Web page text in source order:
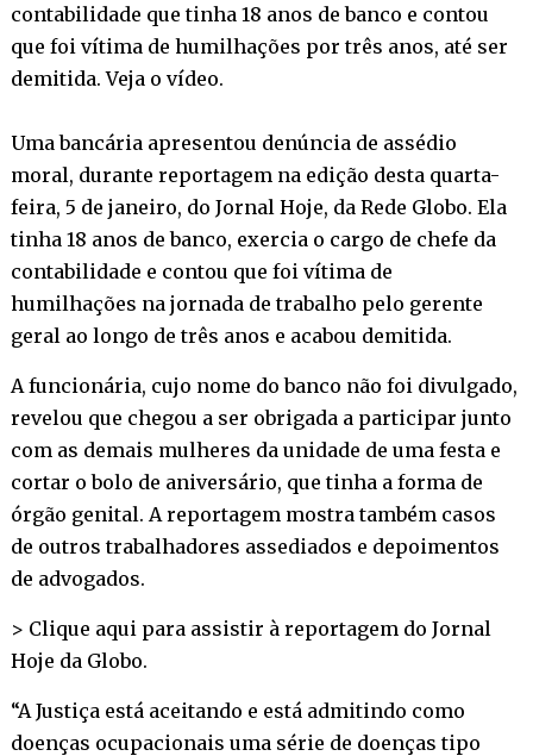
contabilidade que tinha 18 anos de banco e contou
que foi vítima de humilhações por três anos, até ser
demitida. Veja o vídeo.
Uma bancária apresentou denúncia de assédio
moral, durante reportagem na edição desta quarta-
feira, 5 de janeiro, do Jornal Hoje, da Rede Globo. Ela
tinha 18 anos de banco, exercia o cargo de chefe da
contabilidade e contou que foi vítima de
humilhações na jornada de trabalho pelo gerente
geral ao longo de três anos e acabou demitida.
A funcionária, cujo nome do banco não foi divulgado,
revelou que chegou a ser obrigada a participar junto
com as demais mulheres da unidade de uma festa e
cortar o bolo de aniversário, que tinha a forma de
órgão genital. A reportagem mostra também casos
de outros trabalhadores assediados e depoimentos
de advogados.
> Clique aqui para assistir à reportagem do Jornal
Hoje da Globo.
“A Justiça está aceitando e está admitindo como
doenças ocupacionais uma série de doenças tipo